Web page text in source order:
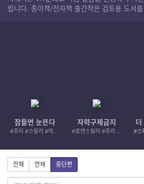
립니다. 종이책/전자책 출간작은 검토용 도서
잠들면 눈뜬다
#추리 #스릴러 #악인 #로드레이지
자력구제금지
#로맨스릴러 #추리 #여성서사 #사적제재
전체 연재 중단편